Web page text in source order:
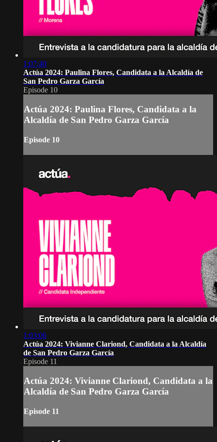
1:07:40
Actúa 2024: Paulina Flores, Candidata a la Alcaldía de
San Pedro Garza García
Episode 10
Actúa 2024: Paulina Flores, Candidata a la
Alcaldía de San Pedro Garza García
Episode 10
1:03:06
Actúa 2024: Vivianne Clariond, Candidata a la Alcaldía
de San Pedro Garza García
Episode 11
Actúa 2024: Vivianne Clariond, Candidata a la
Alcaldía de San Pedro Garza García
Episode 11